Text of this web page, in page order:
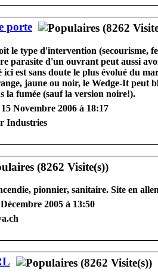
porte
le type d'intervention (secourisme,
parasite d'un ouvrant peut aussi
ici est sans doute le plus évolué du
jaune ou noir, le Wedge-It peut
la fumée (sauf la version noire!).
Novembre 2006 à 18:17
Industries
pionnier, sanitaire. Site en
2005 à 13:50